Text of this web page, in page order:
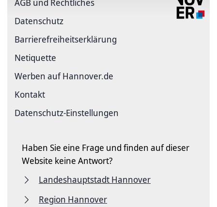
AGB und Rechtliches
Datenschutz
Barriere­freiheits­erklärung
Netiquette
Werben auf Hannover.de
Kontakt
Datenschutz-Einstellungen
Haben Sie eine Frage und finden auf dieser
Website keine Antwort?
Landeshauptstadt Hannover
Region Hannover